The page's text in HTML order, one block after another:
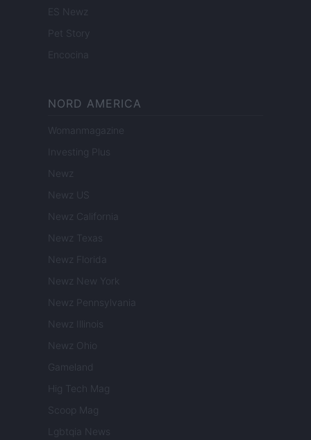
ES Newz
Pet Story
Encocina
NORD AMERICA
Womanmagazine
Investing Plus
Newz
Newz US
Newz California
Newz Texas
Newz Florida
Newz New York
Newz Pennsylvania
Newz Illinois
Newz Ohio
Gameland
Hig Tech Mag
Scoop Mag
Lgbtqia News